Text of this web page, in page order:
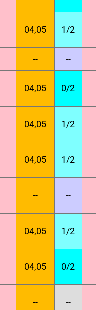
04,05 1/2
-- --
04,05 0/2
04,05 1/2
04,05 1/2
-- --
04,05 1/2
04,05 0/2
-- --